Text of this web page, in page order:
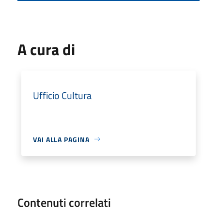
A cura di
Ufficio Cultura
VAI ALLA PAGINA
Contenuti correlati